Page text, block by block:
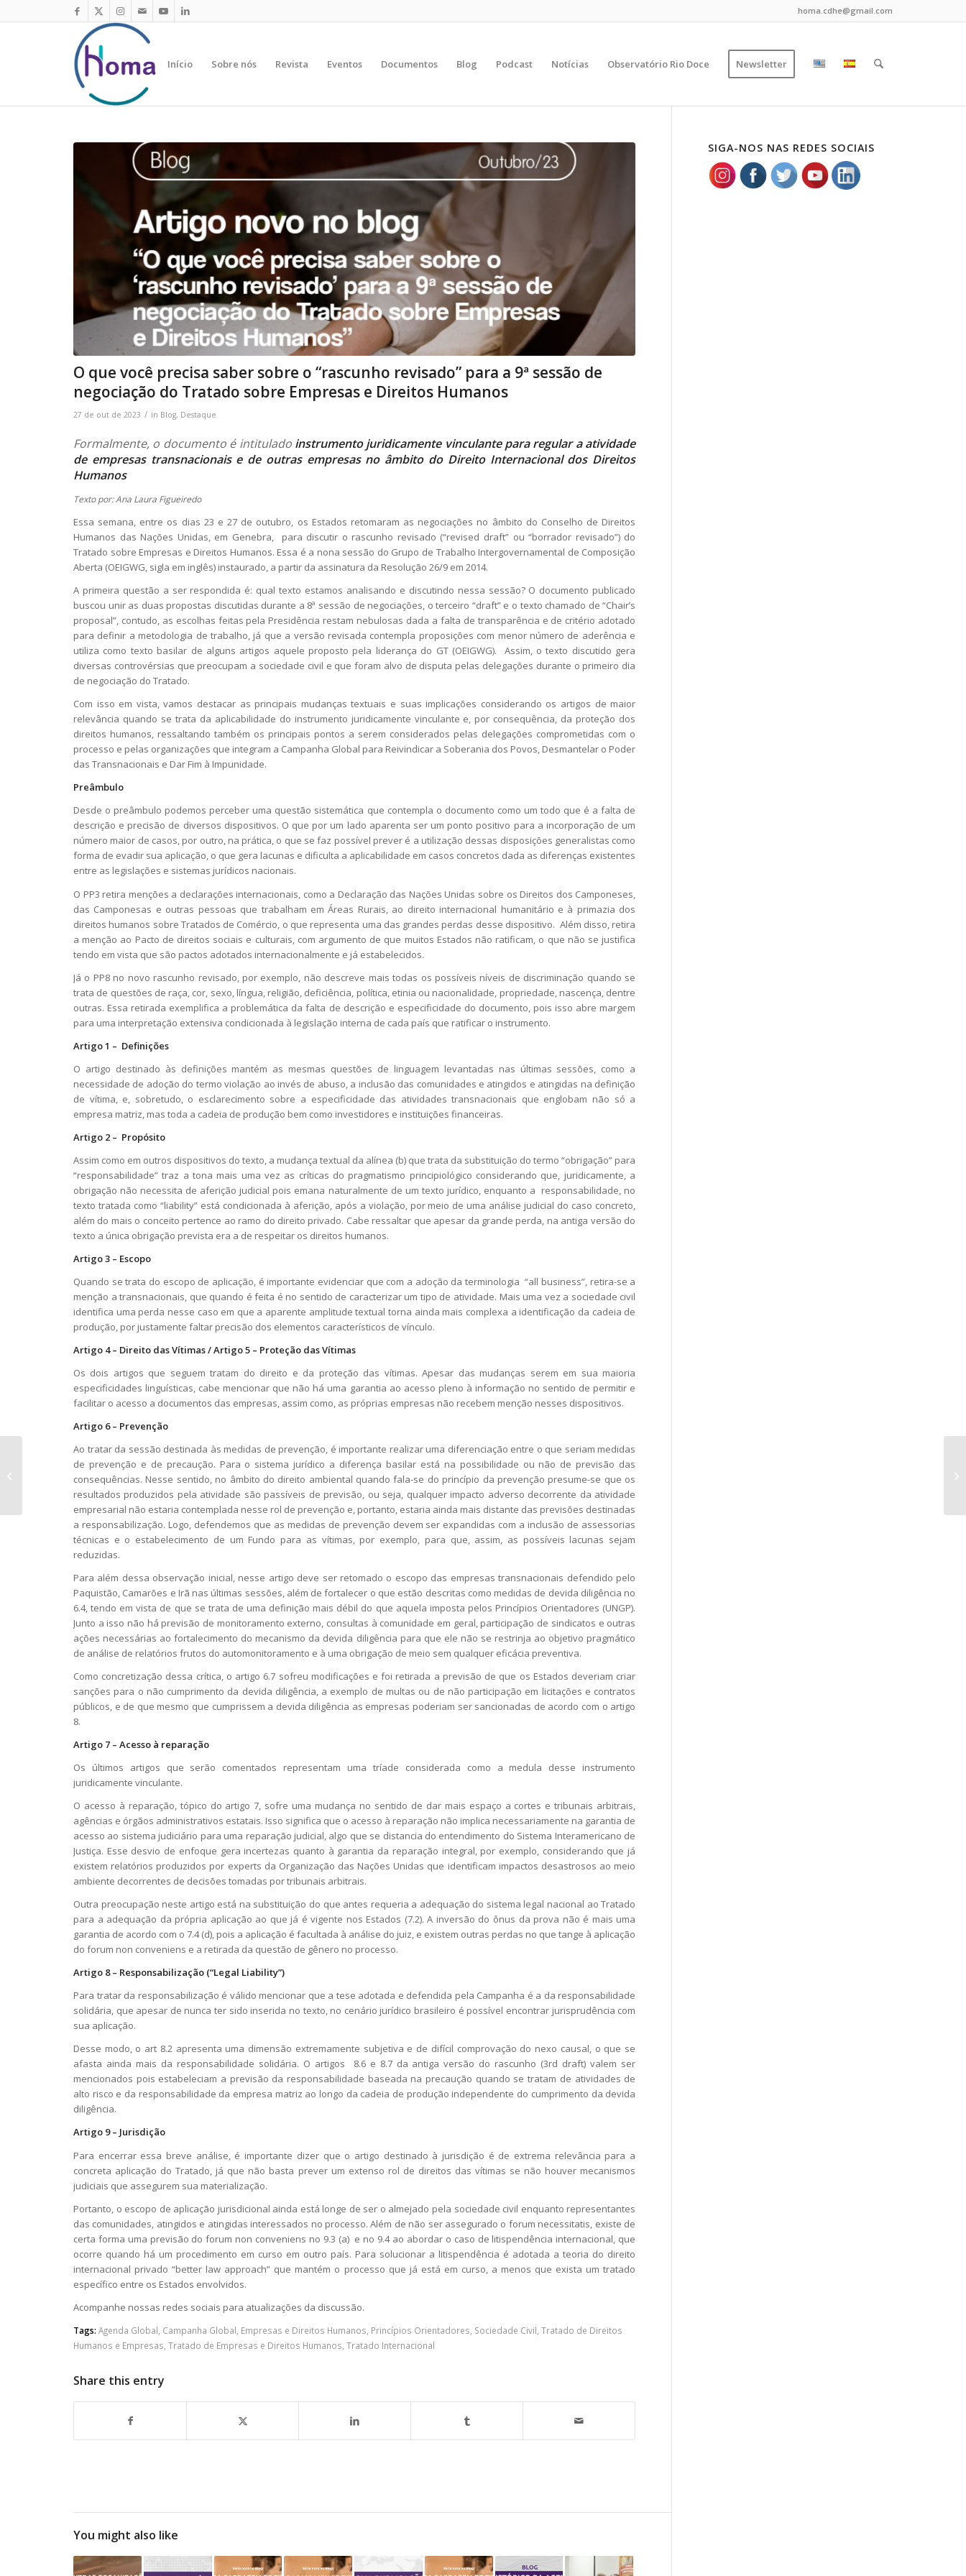
homa.cdhe@gmail.com
Início Sobre nós Revista Eventos Documentos Blog Podcast Notícias Observatório Rio Doce Newsletter
O que você precisa saber sobre o “rascunho revisado” para a 9ª sessão de
negociação do Tratado sobre Empresas e Direitos Humanos
27 de out de 2023 / in Blog, Destaque
Formalmente, o documento é intitulado instrumento juridicamente vinculante para regular a atividade
de empresas transnacionais e de outras empresas no âmbito do Direito Internacional dos Direitos
Humanos
Texto por: Ana Laura Figueiredo
Essa semana, entre os dias 23 e 27 de outubro, os Estados retomaram as negociações no âmbito do Conselho de Direitos
Humanos das Nações Unidas, em Genebra, para discutir o rascunho revisado (“revised draft” ou “borrador revisado”) do
Tratado sobre Empresas e Direitos Humanos. Essa é a nona sessão do Grupo de Trabalho Intergovernamental de Composição
Aberta (OEIGWG, sigla em inglês) instaurado, a partir da assinatura da Resolução 26/9 em 2014.
A primeira questão a ser respondida é: qual texto estamos analisando e discutindo nessa sessão? O documento publicado
buscou unir as duas propostas discutidas durante a 8ª sessão de negociações, o terceiro “draft” e o texto chamado de “Chair’s
proposal”, contudo, as escolhas feitas pela Presidência restam nebulosas dada a falta de transparência e de critério adotado
para definir a metodologia de trabalho, já que a versão revisada contempla proposições com menor número de aderência e
utiliza como texto basilar de alguns artigos aquele proposto pela liderança do GT (OEIGWG). Assim, o texto discutido gera
diversas controvérsias que preocupam a sociedade civil e que foram alvo de disputa pelas delegações durante o primeiro dia
de negociação do Tratado.
Com isso em vista, vamos destacar as principais mudanças textuais e suas implicações considerando os artigos de maior
relevância quando se trata da aplicabilidade do instrumento juridicamente vinculante e, por consequência, da proteção dos
direitos humanos, ressaltando também os principais pontos a serem considerados pelas delegações comprometidas com o
processo e pelas organizações que integram a Campanha Global para Reivindicar a Soberania dos Povos, Desmantelar o Poder
das Transnacionais e Dar Fim à Impunidade.
Preâmbulo
Desde o preâmbulo podemos perceber uma questão sistemática que contempla o documento como um todo que é a falta de
descrição e precisão de diversos dispositivos. O que por um lado aparenta ser um ponto positivo para a incorporação de um
número maior de casos, por outro, na prática, o que se faz possível prever é a utilização dessas disposições generalistas como
forma de evadir sua aplicação, o que gera lacunas e dificulta a aplicabilidade em casos concretos dada as diferenças existentes
entre as legislações e sistemas jurídicos nacionais.
O PP3 retira menções a declarações internacionais, como a Declaração das Nações Unidas sobre os Direitos dos Camponeses,
das Camponesas e outras pessoas que trabalham em Áreas Rurais , ao direito internacional humanitário e à primazia dos
direitos humanos sobre Tratados de Comércio, o que representa uma das grandes perdas desse dispositivo. Além disso, retira
a menção ao Pacto de direitos sociais e culturais , com argumento de que muitos Estados não ratificam, o que não se justifica
tendo em vista que são pactos adotados internacionalmente e já estabelecidos.
Já o PP8 no novo rascunho revisado, por exemplo, não descreve mais todas os possíveis níveis de discriminação quando se
trata de questões de raça, cor, sexo, língua, religião, deficiência, política, etinia ou nacionalidade, propriedade, nascença, dentre
outras. Essa retirada exemplifica a problemática da falta de descrição e especificidade do documento, pois isso abre margem
para uma interpretação extensiva condicionada à legislação interna de cada país que ratificar o instrumento.
Artigo 1 – Definições
O artigo destinado às definições mantém as mesmas questões de linguagem levantadas nas últimas sessões, como a
necessidade de adoção do termo violação ao invés de abuso, a inclusão das comunidades e atingidos e atingidas na definição
de vítima, e, sobretudo, o esclarecimento sobre a especificidade das atividades transnacionais que englobam não só a
empresa matriz, mas toda a cadeia de produção bem como investidores e instituições financeiras.
Artigo 2 – Propósito
Assim como em outros dispositivos do texto, a mudança textual da alínea (b) que trata da substituição do termo “obrigação” para
“responsabilidade” traz a tona mais uma vez as críticas do pragmatismo principiológico considerando que, juridicamente, a
obrigação não necessita de aferição judicial pois emana naturalmente de um texto jurídico, enquanto a responsabilidade, no
texto tratada como “liability” está condicionada à aferição, após a violação, por meio de uma análise judicial do caso concreto,
além do mais o conceito pertence ao ramo do direito privado. Cabe ressaltar que apesar da grande perda, na antiga versão do
texto a única obrigação prevista era a de respeitar os direitos humanos.
Artigo 3 – Escopo
Quando se trata do escopo de aplicação, é importante evidenciar que com a adoção da terminologia “all business”, retira-se a
menção a transnacionais, que quando é feita é no sentido de caracterizar um tipo de atividade. Mais uma vez a sociedade civil
identifica uma perda nesse caso em que a aparente amplitude textual torna ainda mais complexa a identificação da cadeia de
produção, por justamente faltar precisão dos elementos característicos de vínculo.
Artigo 4 – Direito das Vítimas / Artigo 5 – Proteção das Vítimas
Os dois artigos que seguem tratam do direito e da proteção das vítimas. Apesar das mudanças serem em sua maioria
especificidades linguísticas, cabe mencionar que não há uma garantia ao acesso pleno à informação no sentido de permitir e
facilitar o acesso a documentos das empresas, assim como, as próprias empresas não recebem menção nesses dispositivos.
Artigo 6 – Prevenção
Ao tratar da sessão destinada às medidas de prevenção, é importante realizar uma diferenciação entre o que seriam medidas
de prevenção e de precaução. Para o sistema jurídico a diferença basilar está na possibilidade ou não de previsão das
consequências. Nesse sentido, no âmbito do direito ambiental quando fala-se do princípio da prevenção presume-se que os
resultados produzidos pela atividade são passíveis de previsão, ou seja, qualquer impacto adverso decorrente da atividade
empresarial não estaria contemplada nesse rol de prevenção e, portanto, estaria ainda mais distante das previsões destinadas
a responsabilização. Logo, defendemos que as medidas de prevenção devem ser expandidas com a inclusão de assessorias
técnicas e o estabelecimento de um Fundo para as vítimas, por exemplo, para que, assim, as possíveis lacunas sejam
reduzidas.
Para além dessa observação inicial, nesse artigo deve ser retomado o escopo das empresas transnacionais defendido pelo
Paquistão, Camarões e Irã nas últimas sessões, além de fortalecer o que estão descritas como medidas de devida diligência no
6.4, tendo em vista de que se trata de uma definição mais débil do que aquela imposta pelos Princípios Orientadores (UNGP).
Junto a isso não há previsão de monitoramento externo, consultas à comunidade em geral, participação de sindicatos e outras
ações necessárias ao fortalecimento do mecanismo da devida diligência para que ele não se restrinja ao objetivo pragmático
de análise de relatórios frutos do automonitoramento e à uma obrigação de meio sem qualquer eficácia preventiva.
Como concretização dessa crítica, o artigo 6.7 sofreu modificações e foi retirada a previsão de que os Estados deveriam criar
sanções para o não cumprimento da devida diligência, a exemplo de multas ou de não participação em licitações e contratos
públicos, e de que mesmo que cumprissem a devida diligência as empresas poderiam ser sancionadas de acordo com o artigo
8.
Artigo 7 – Acesso à reparação
Os últimos artigos que serão comentados representam uma tríade considerada como a medula desse instrumento
juridicamente vinculante.
O acesso à reparação, tópico do artigo 7, sofre uma mudança no sentido de dar mais espaço a cortes e tribunais arbitrais,
agências e órgãos administrativos estatais. Isso significa que o acesso à reparação não implica necessariamente na garantia de
acesso ao sistema judiciário para uma reparação judicial, algo que se distancia do entendimento do Sistema Interamericano de
Justiça. Esse desvio de enfoque gera incertezas quanto à garantia da reparação integral, por exemplo, considerando que já
existem relatórios produzidos por experts da Organização das Nações Unidas que identificam impactos desastrosos ao meio
ambiente decorrentes de decisões tomadas por tribunais arbitrais.
Outra preocupação neste artigo está na substituição do que antes requeria a adequação do sistema legal nacional ao Tratado
para a adequação da própria aplicação ao que já é vigente nos Estados (7.2). A inversão do ônus da prova não é mais uma
garantia de acordo com o 7.4 (d), pois a aplicação é facultada à análise do juiz, e existem outras perdas no que tange à aplicação
do forum non conveniens e a retirada da questão de gênero no processo.
Artigo 8 – Responsabilização (“Legal Liability”)
Para tratar da responsabilização é válido mencionar que a tese adotada e defendida pela Campanha é a da responsabilidade
solidária, que apesar de nunca ter sido inserida no texto, no cenário jurídico brasileiro é possível encontrar jurisprudência com
sua aplicação.
Desse modo, o art 8.2 apresenta uma dimensão extremamente subjetiva e de difícil comprovação do nexo causal, o que se
afasta ainda mais da responsabilidade solidária. O artigos 8.6 e 8.7 da antiga versão do rascunho (3rd draft) valem ser
mencionados pois estabeleciam a previsão da responsabilidade baseada na precaução quando se tratam de atividades de
alto risco e da responsabilidade da empresa matriz ao longo da cadeia de produção independente do cumprimento da devida
diligência.
Artigo 9 – Jurisdição
Para encerrar essa breve análise, é importante dizer que o artigo destinado à jurisdição é de extrema relevância para a
concreta aplicação do Tratado, já que não basta prever um extenso rol de direitos das vítimas se não houver mecanismos
judiciais que assegurem sua materialização.
Portanto, o escopo de aplicação jurisdicional ainda está longe de ser o almejado pela sociedade civil enquanto representantes
das comunidades, atingidos e atingidas interessados no processo. Além de não ser assegurado o forum necessitatis , existe de
certa forma uma previsão doforum non conveniens no 9.3 (a) e no 9.4 ao abordar o caso de litispendência internacional, que
ocorre quando há um procedimento em curso em outro país. Para solucionar a litispendência é adotada a teoria do direito
internacional privado “better law approach” que mantém o processo que já está em curso, a menos que exista um tratado
específico entre os Estados envolvidos.
Acompanhe nossas redes sociais para atualizações da discussão.
Tags: Agenda Global Campanha Global Empresas e Direitos Humanos Princípios Orientadores Sociedade Civil Tratado de Direitos
Humanos e Empresas Tratado de Empresas e Direitos Humanos Tratado Internacional
Share this entry
You might also like
SIGA-NOS NAS REDES SOCIAIS
Novidade | Publicado
o Relatório — The
Supply Chain Due
Diligence Act (LKSG)...